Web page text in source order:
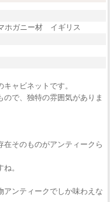
ガニー材 イギリス
ャビネットです。
で、独特の雰囲気がありま
そのものがアンティークら
。
アンティークでしか味わえな